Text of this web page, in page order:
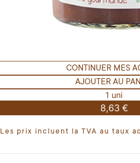
CONTINUER MES
AJOUTER AU
1 uni
8,63 €
Les prix incluent la TVA au taux